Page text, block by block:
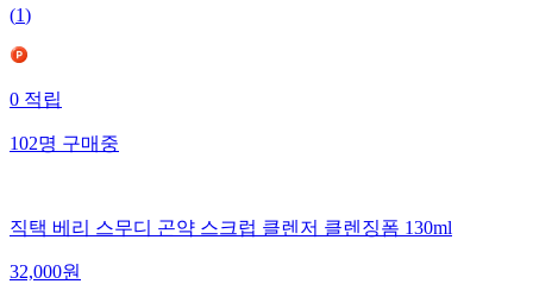
(1)
0적립
102명구매중
직택 베리 스무디 곤약 스크럽 클렌저 클렌징폼 130ml
32,000원